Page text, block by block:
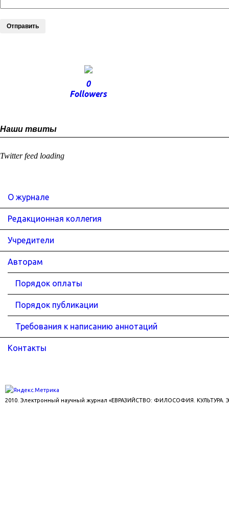
Отправить
0
Followers
Наши твиты
Twitter feed loading
О журнале
Редакционная коллегия
Учредители
Авторам
Порядок оплаты
Порядок публикации
Требования к написанию аннотаций
Контакты
2010. Электронный научный журнал «ЕВРАЗИЙСТВО: ФИЛОСОФИЯ. КУЛЬТУРА.